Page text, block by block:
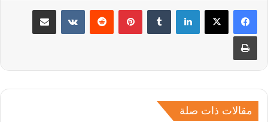
لينكدإن بينتيريست مشاركة عبر البريد
طباعة
مقالات ذات صلة